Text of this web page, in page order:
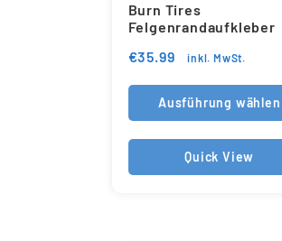
Burn Tires
Felgenrandaufkleber
€35.99 inkl. MwSt.
Ausführung wählen
Quick View